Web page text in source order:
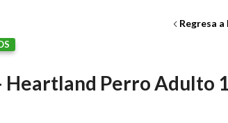
Regresa
Heartland Perro Adulto